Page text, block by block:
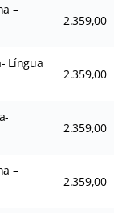
–
2.359,00
Língua
2.359,00
2.359,00
–
2.359,00